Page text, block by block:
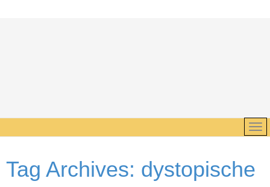
Tag Archives: dystopische